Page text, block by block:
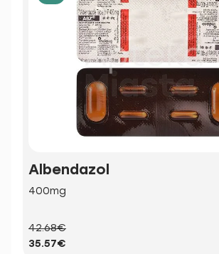
Albendazol
400mg
42.68€
35.57€